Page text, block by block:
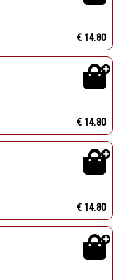
€ 14.80
€ 14.80
€ 14.80